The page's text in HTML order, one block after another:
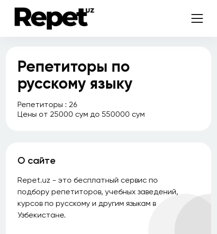
Репетиторы по
русскому языку
Репетиторы : 26
Цены от 25000 сум до 550000 сум
О сайте
Repet.uz - это бесплатный сервис по
подбору репетиторов, учебных заведений,
курсов по русскому и другим языкам в
Узбекистане.